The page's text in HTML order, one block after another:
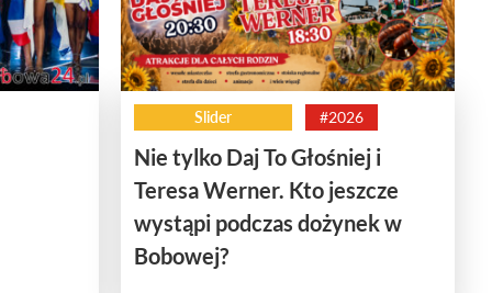
Slider #2026
Nie tylko Daj To Głośniej i
Teresa Werner. Kto jeszcze
wystąpi podczas dożynek w
Bobowej?